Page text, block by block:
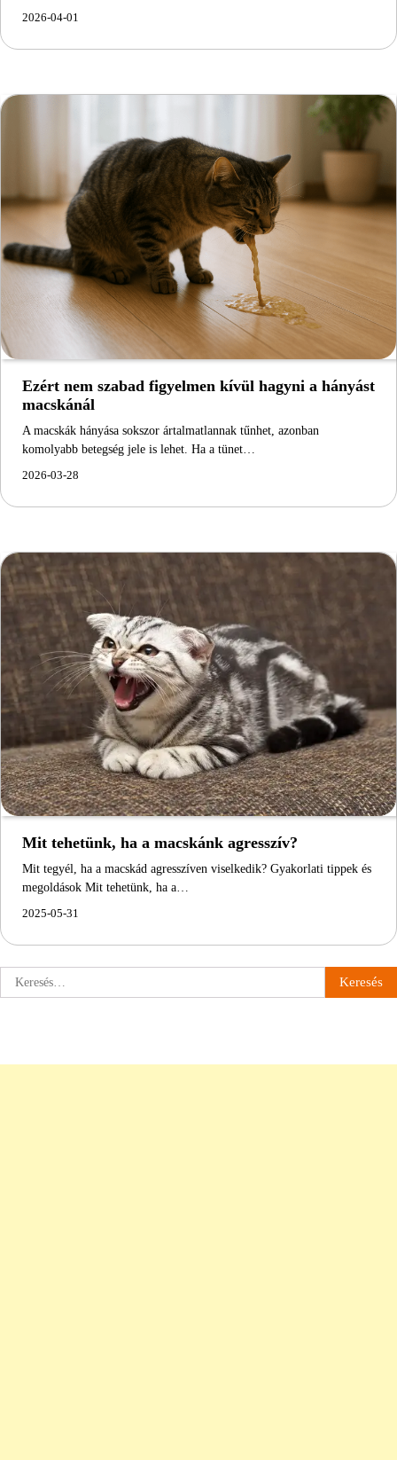
2026-04-01
Ezért nem szabad figyelmen kívül hagyni a hányást
macskánál
A macskák hányása sokszor ártalmatlannak tűnhet, azonban
komolyabb betegség jele is lehet. Ha a tünet…
2026-03-28
Mit tehetünk, ha a macskánk agresszív?
Mit tegyél, ha a macskád agresszíven viselkedik? Gyakorlati tippek és
megoldások Mit tehetünk, ha a…
2025-05-31
Keresés: